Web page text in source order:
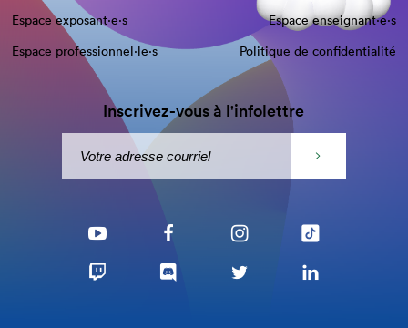
Espace exposant·e⋅s
Espace enseignant·e⋅s
Espace professionnel·le⋅s
Politique de confidentialité
Inscrivez-vous à l'infolettre